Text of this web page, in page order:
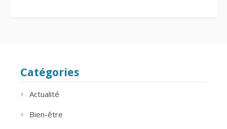
Catégories
Actualité
Bien-être